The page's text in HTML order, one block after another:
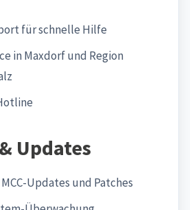
für schnelle Hilfe
in Maxdorf und Region
Updates
Updates und Patches